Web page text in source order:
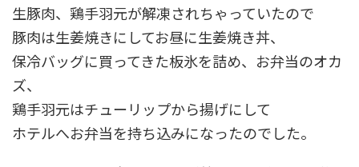
生豚肉、鶏手羽元が解凍されちゃっていたので
豚肉は生姜焼きにしてお昼に生姜焼き丼、
保冷バッグに買ってきた板氷を詰め、お弁当のオカ
ズ、
鶏手羽元はチューリップから揚げにして
ホテルへお弁当を持ち込みになったのでした。